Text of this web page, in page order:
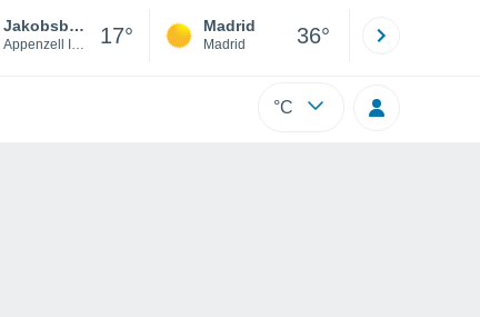
Jakobsbad - Kronberg
Appenzell Innerrhoden 17° Madrid
Madrid 36°
°C